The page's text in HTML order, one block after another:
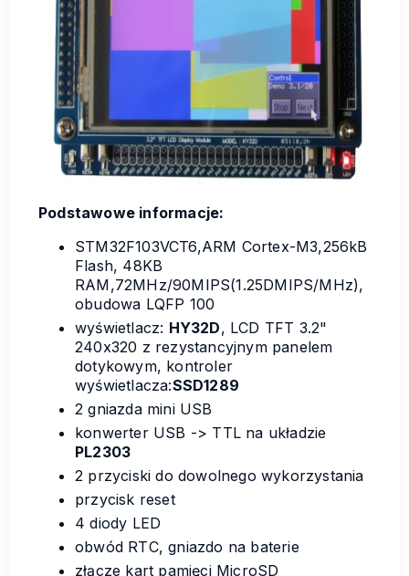
Podstawowe informacje:
STM32F103VCT6,ARM Cortex-M3,256kB
Flash, 48KB
RAM,72MHz/90MIPS(1.25DMIPS/MHz),
obudowa LQFP 100
wyświetlacz: HY32D, LCD TFT 3.2"
240x320 z rezystancyjnym panelem
dotykowym, kontroler
wyświetlacza:SSD1289
2 gniazda mini USB
konwerter USB -> TTL na układzie
PL2303
2 przyciski do dowolnego wykorzystania
przycisk reset
4 diody LED
obwód RTC, gniazdo na baterie
złącze kart pamięci MicroSD